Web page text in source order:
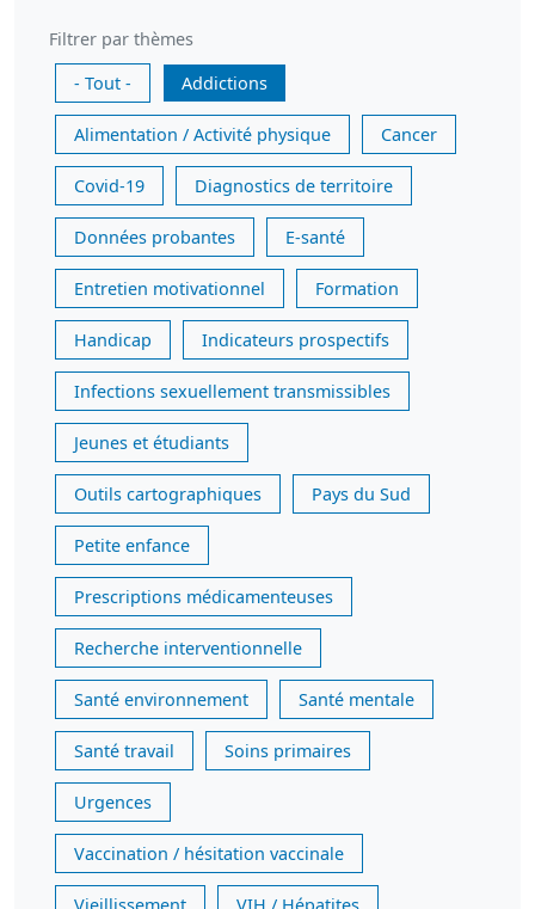
Filtrer par thèmes
- Tout -
Addictions
Alimentation / Activité physique Cancer
Covid-19 Diagnostics de territoire
Données probantes E-santé
Entretien motivationnel Formation
Handicap Indicateurs prospectifs
Infections sexuellement transmissibles
Jeunes et étudiants
Outils cartographiques Pays du Sud
Petite enfance
Prescriptions médicamenteuses
Recherche interventionnelle
Santé environnement Santé mentale
Santé travail Soins primaires
Urgences
Vaccination / hésitation vaccinale